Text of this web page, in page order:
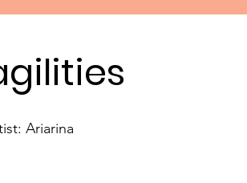
Ariarina